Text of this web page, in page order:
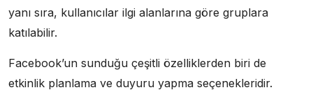
yanı sıra, kullanıcılar ilgi alanlarına göre gruplara
katılabilir.
Facebook’un sunduğu çeşitli özelliklerden biri de
etkinlik planlama ve duyuru yapma seçenekleridir.